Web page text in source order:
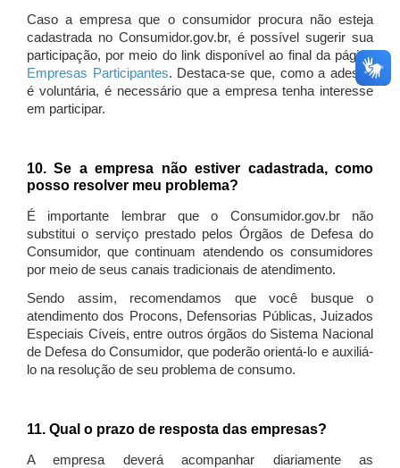
Caso a empresa que o consumidor procura não esteja
cadastrada no Consumidor.gov.br, é possível sugerir sua
participação, por meio do link disponível ao final da página
Empresas Participantes. Destaca-se que, como a adesão
é voluntária, é necessário que a empresa tenha interesse
em participar.
10. Se a empresa não estiver cadastrada, como
posso resolver meu problema?
É importante lembrar que o Consumidor.gov.br não
substitui o serviço prestado pelos Órgãos de Defesa do
Consumidor, que continuam atendendo os consumidores
por meio de seus canais tradicionais de atendimento.
Sendo assim, recomendamos que você busque o
atendimento dos Procons, Defensorias Públicas, Juizados
Especiais Cíveis, entre outros órgãos do Sistema Nacional
de Defesa do Consumidor, que poderão orientá-lo e auxiliá-
lo na resolução de seu problema de consumo.
11. Qual o prazo de resposta das empresas?
A empresa deverá acompanhar diariamente as